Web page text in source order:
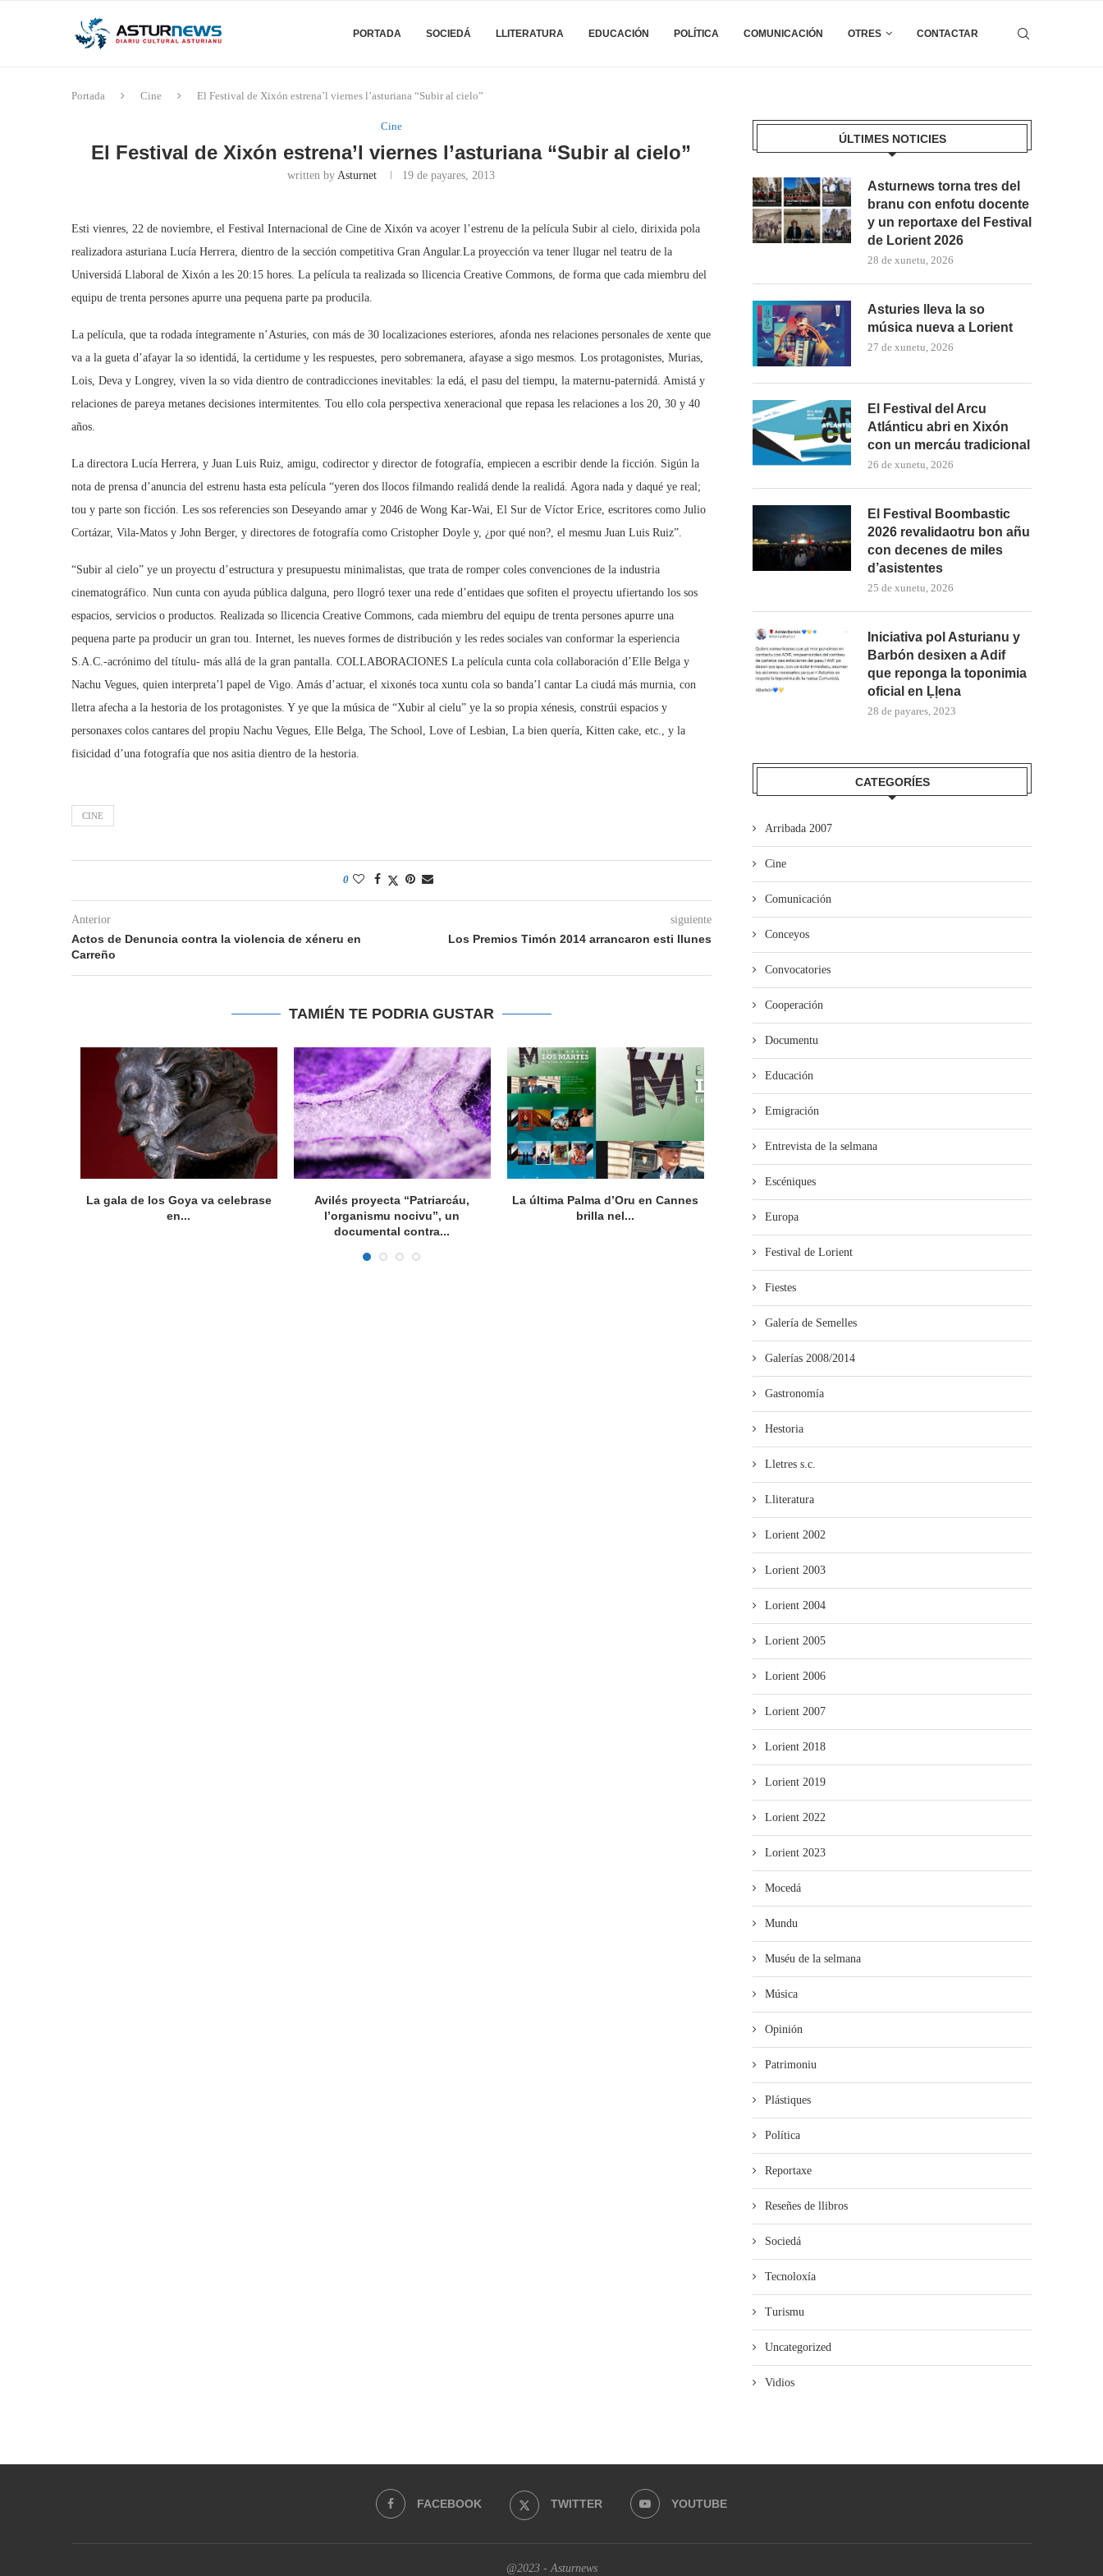
PORTADA SOCIEDÁ LLITERATURA EDUCACIÓN POLÍTICA COMUNICACIÓN OTRES CONTACTAR
Portada Cine El Festival de Xixón estrena’l viernes l’asturiana “Subir al cielo”
Cine
El Festival de Xixón estrena’l viernes l’asturiana “Subir al cielo”
written byAsturnet 19 de payares, 2013
Esti vienres, 22 de noviembre, el Festival Internacional de Cine de Xixón va acoyer l’estrenu de la película Subir al cielo, dirixida pola
realizadora asturiana Lucía Herrera, dientro de la sección competitiva Gran Angular.La proyección va tener llugar nel teatru de la
Universidá Llaboral de Xixón a les 20:15 hores. La película ta realizada so llicencia Creative Commons, de forma que cada miembru del
equipu de trenta persones apurre una pequena parte pa producila.
La película, que ta rodada íntegramente n’Asturies, con más de 30 localizaciones esteriores, afonda nes relaciones personales de xente que
va a la gueta d’afayar la so identidá, la certidume y les respuestes, pero sobremanera, afayase a sigo mesmos. Los protagonistes, Murias,
Lois, Deva y Longrey, viven la so vida dientro de contradicciones inevitables: la edá, el pasu del tiempu, la maternu-paternidá. Amistá y
relaciones de pareya metanes decisiones intermitentes. Tou ello cola perspectiva xeneracional que repasa les relaciones a los 20, 30 y 40
años.
La directora Lucía Herrera, y Juan Luis Ruiz, amigu, codirector y director de fotografía, empiecen a escribir dende la ficción. Sigún la
nota de prensa d’anuncia del estrenu hasta esta película “yeren dos llocos filmando realidá dende la realidá. Agora nada y daqué ye real;
tou y parte son ficción. Les sos referencies son Deseyando amar y 2046 de Wong Kar-Wai, El Sur de Víctor Erice, escritores como Julio
Cortázar, Vila-Matos y John Berger, y directores de fotografía como Cristopher Doyle y, ¿por qué non?, el mesmu Juan Luis Ruiz”.
“Subir al cielo” ye un proyectu d’estructura y presupuestu minimalistas, que trata de romper coles convenciones de la industria
cinematográfico. Nun cunta con ayuda pública dalguna, pero llogró texer una rede d’entidaes que sofiten el proyectu ufiertando los sos
espacios, servicios o productos. Realizada so llicencia Creative Commons, cada miembru del equipu de trenta persones apurre una
pequena parte pa producir un gran tou. Internet, les nueves formes de distribución y les redes sociales van conformar la esperiencia
S.A.C.-acrónimo del títulu- más allá de la gran pantalla. COLLABORACIONES La película cunta cola collaboración d’Elle Belga y
Nachu Vegues, quien interpreta’l papel de Vigo. Amás d’actuar, el xixonés toca xuntu cola so banda’l cantar La ciudá más murnia, con
lletra afecha a la hestoria de los protagonistes. Y ye que la música de “Xubir al cielu” ye la so propia xénesis, constrúi espacios y
personaxes colos cantares del propiu Nachu Vegues, Elle Belga, The School, Love of Lesbian, La bien quería, Kitten cake, etc., y la
fisicidad d’una fotografía que nos asitia dientro de la hestoria.
CINE
0
Anterior
Actos de Denuncia contra la violencia de xéneru en
Carreño
siguiente
Los Premios Timón 2014 arrancaron esti llunes
TAMIÉN TE PODRIA GUSTAR
La gala de los Goya va celebrase
en...
Avilés proyecta “Patriarcáu,
l’organismu nocivu”, un
documental contra...
La última Palma d’Oru en Cannes
brilla nel...
Empiecen les proyecciones pa
escolares de la Selmana...
La Pola acueye la
ÚLTIMES NOTICIES
Asturnews torna tres del
branu con enfotu docente
y un reportaxe del Festival
de Lorient 2026
28 de xunetu, 2026
Asturies lleva la so
música nueva a Lorient
27 de xunetu, 2026
El Festival del Arcu
Atlánticu abri en Xixón
con un mercáu tradicional
26 de xunetu, 2026
El Festival Boombastic
2026 revalidaotru bon añu
con decenes de miles
d’asistentes
25 de xunetu, 2026
Iniciativa pol Asturianu y
Barbón desixen a Adif
que reponga la toponimia
oficial en Ḷḷena
28 de payares, 2023
CATEGORÍES
Arribada 2007
Cine
Comunicación
Conceyos
Convocatories
Cooperación
Documentu
Educación
Emigración
Entrevista de la selmana
Escéniques
Europa
Festival de Lorient
Fiestes
Galería de Semelles
Galerías 2008/2014
Gastronomía
Hestoria
Lletres s.c.
Lliteratura
Lorient 2002
Lorient 2003
Lorient 2004
Lorient 2005
Lorient 2006
Lorient 2007
Lorient 2018
Lorient 2019
Lorient 2022
Lorient 2023
Mocedá
Mundu
Muséu de la selmana
Música
Opinión
Patrimoniu
Plástiques
Política
Reportaxe
Reseñes de llibros
Sociedá
Tecnoloxía
Turismu
Uncategorized
Vidios
FACEBOOK TWITTER YOUTUBE
@2023 - Asturnews